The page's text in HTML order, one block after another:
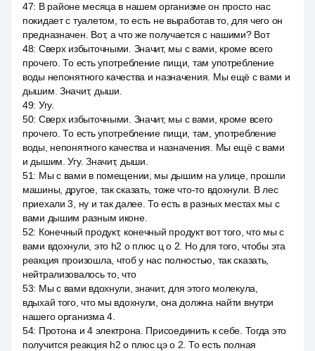
47: В районе месяца в нашем организме он просто нас
покидает с туалетом, то есть не выработав то, для чего он
предназначен. Вот, а что же получается с нашими? Вот
48: Сверх избыточными. Значит, мы с вами, кроме всего
прочего. То есть употребление пищи, там употребление
воды непонятного качества и назначения. Мы ещё с вами и
дышим. Значит, дыши.
49: Угу.
50: Сверх избыточными. Значит, мы с вами, кроме всего
прочего. То есть употребление пищи, там, употребление
воды, непонятного качества и назначения. Мы ещё с вами
и дышим. Угу. Значит, дыши.
51: Мы с вами в помещении, мы дышим на улице, прошли
машины, другое, так сказать, тоже что-то вдохнули. В лес
приехали 3, ну и так далее. То есть в разных местах мы с
вами дышим разным иконе.
52: Конечный продукт, конечный продукт вот того, что мы с
вами вдохнули, это h2 о плюс ц о 2. Но для того, чтобы эта
реакция произошла, чтоб у нас полностью, так сказать,
нейтрализовалось то, что
53: Мы с вами вдохнули, значит, для этого молекула,
вдыхай того, что мы вдохнули, она должна найти внутри
нашего организма 4.
54: Протона и 4 электрона. Присоединить к себе. Тогда это
получится реакция h2 о плюс цэ о 2. То есть полная